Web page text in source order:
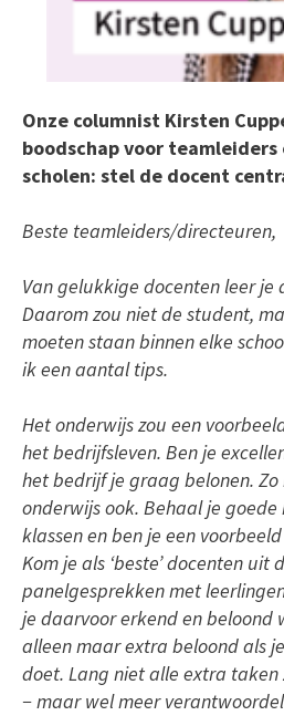
Onze columnist Kirsten
boodschap voor
scholen: stel de docent
Beste teamleiders/directeuren,
Van gelukkige docenten leer je
Daarom zou niet de student,
moeten staan binnen elke
ik een aantal tips.
Het onderwijs zou een
het bedrijfsleven. Ben je
het bedrijf je graag belonen.
onderwijs ook. Behaal je
klassen en ben je een
Kom je als ‘beste’ docenten uit
panelgesprekken met
je daarvoor erkend en beloond
alleen maar extra beloond als
doet. Lang niet alle extra taken
− maar wel meer